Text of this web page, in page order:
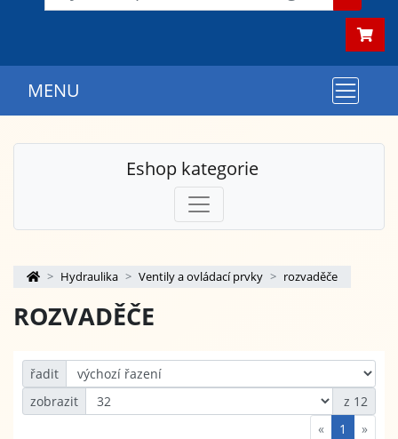
MENU
Eshop kategorie
Hydraulika Ventily a ovládací prvky rozvaděče
ROZVADĚČE
řadit
zobrazit
z 12
«
1 »